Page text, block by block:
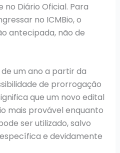
Diário Oficial. Para
no ICMBio, o
antecipada, não de
um ano a partir da
de prorrogação
que um novo edital
mais provável enquanto
ser utilizado, salvo
e devidamente